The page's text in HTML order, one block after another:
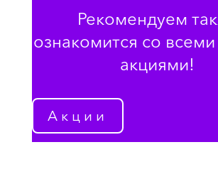
Рекомендуем
ознакомится со
акциями!
Акции